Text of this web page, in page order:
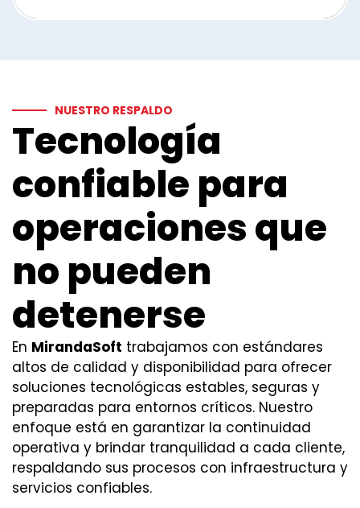
NUESTRO RESPALDO
Tecnología
confiable para
operaciones que
no pueden
detenerse
En MirandaSoft trabajamos con estándares
altos de calidad y disponibilidad para ofrecer
soluciones tecnológicas estables, seguras y
preparadas para entornos críticos. Nuestro
enfoque está en garantizar la continuidad
operativa y brindar tranquilidad a cada cliente,
respaldando sus procesos con infraestructura y
servicios confiables.